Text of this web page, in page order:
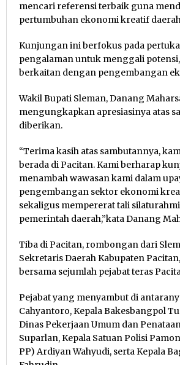
mencari referensi terbaik guna
pertumbuhan ekonomi kreatif
Kunjungan ini berfokus pada
pengalaman untuk menggali
berkaitan dengan pengembangan
Wakil Bupati Sleman, Danang
mengungkapkan apresiasinya atas
diberikan.
“Terima kasih atas sambutannya,
berada di Pacitan. Kami berharap
menambah wawasan kami dalam
pengembangan sektor ekonomi
sekaligus mempererat tali
pemerintah daerah,”kata Danang
Tiba di Pacitan, rombongan dari
Sekretaris Daerah Kabupaten
bersama sejumlah pejabat teras
Pejabat yang menyambut di
Cahyantoro, Kepala Bakesbangpol
Dinas Pekerjaan Umum dan
Suparlan, Kepala Satuan Polisi
PP) Ardiyan Wahyudi, serta Kepala